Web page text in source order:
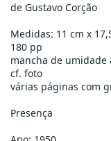
de Gustavo Corção
Medidas: 11 cm x
180 pp
mancha de
cf. foto
várias páginas com
Presença